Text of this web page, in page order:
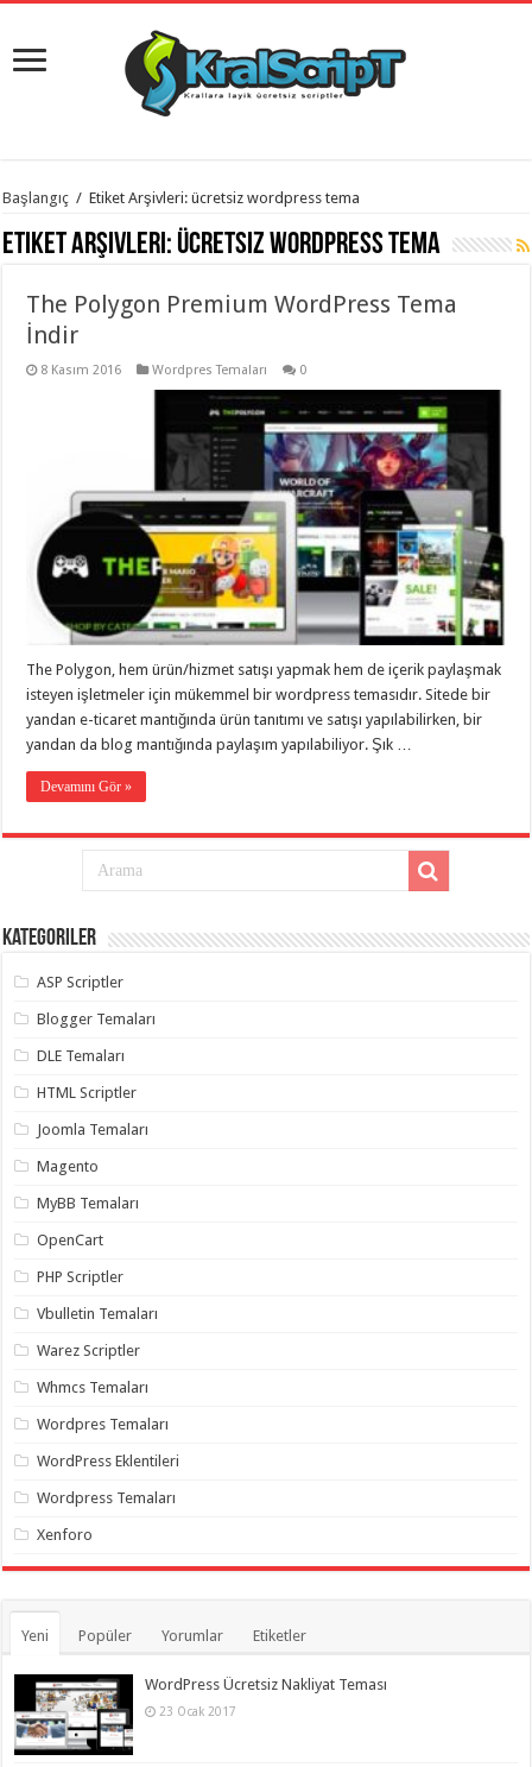
istanbul
evden
eve
organizasyon,
gaziantep
evden
taşımacılık,
taşımacılık,
taşımacılık,
gaziantep
evden
taşımacılık,
gaziantep
evden
taşımacılık,
gaziantep
evden
taşımacılık,
gaziantep
evden
taşımacılık,
asansörlü
taşıma,
evden
taşımacılık,
organizasyon,
organizasyon,
organizasyon,
gaziantep
organizasyon,
gaziantep
organizasyon,
gaziantep
organizasyon
gaziantep
palyaço,
twitter
takipçi
hilesi
takipçi
instagram
hilesi ,
Başlangıç / Etiket Arşivleri: ücretsiz wordpress tema
Etiket Arşivleri: ücretsiz wordpress tema
The Polygon Premium WordPress Tema
İndir
8 Kasım 2016 Wordpres Temaları 0
The Polygon, hem ürün/hizmet satışı yapmak hem de içerik paylaşmak
isteyen işletmeler için mükemmel bir wordpress temasıdır. Sitede bir
yandan e-ticaret mantığında ürün tanıtımı ve satışı yapılabilirken, bir
yandan da blog mantığında paylaşım yapılabiliyor. Şık …
Devamını Gör »
Kategoriler
ASP Scriptler
Blogger Temaları
DLE Temaları
HTML Scriptler
Joomla Temaları
Magento
MyBB Temaları
OpenCart
PHP Scriptler
Vbulletin Temaları
Warez Scriptler
Whmcs Temaları
Wordpres Temaları
WordPress Eklentileri
Wordpress Temaları
Xenforo
Yeni Popüler Yorumlar Etiketler
WordPress Ücretsiz Nakliyat Teması
23 Ocak 2017